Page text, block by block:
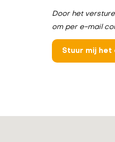
Door het
om per e-mail